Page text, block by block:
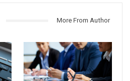
More From Author